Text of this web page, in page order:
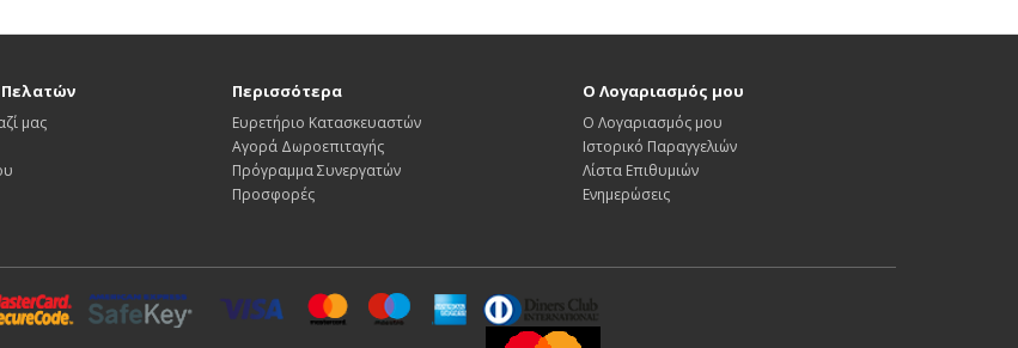
μας
Περισσότερα
Ευρετήριο Κατασκευαστών
Αγορά Δωροεπιταγής
Πρόγραμμα Συνεργατών
Προσφορές
Ο Λογαριασμός μου
Ο Λογαριασμός μου
Ιστορικό Παραγγελιών
Λίστα Επιθυμιών
Ενημερώσεις